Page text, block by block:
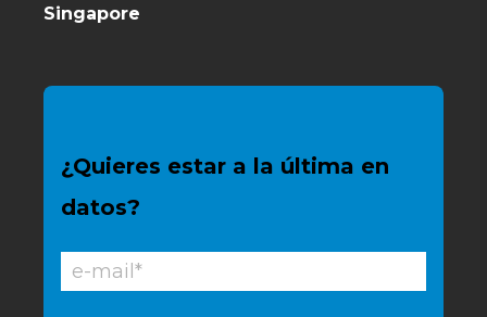
Singapore
¿Quieres estar a la última en
datos?